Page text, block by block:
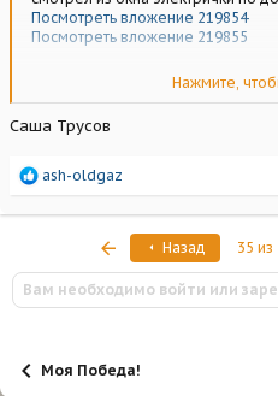
Посмотреть вложение 219854
Посмотреть вложение 219855
Выгнал без воды "Победу".
запихнул крупные вещи в
Посмотреть вложение 219856
Моторчик печки оказался самым
1950 года выпуска, он выпущен в
Посмотреть вложение 219861
Оттёр новый клык в состоянии
что стоят н а машине.
прогнил насквозь...
Нажмите,
Саша Трусов
Р
а
и
и
:
ash-oldgaz
ПервыйНазад 35 из
Вам необходимо войти или
Моя Победа!